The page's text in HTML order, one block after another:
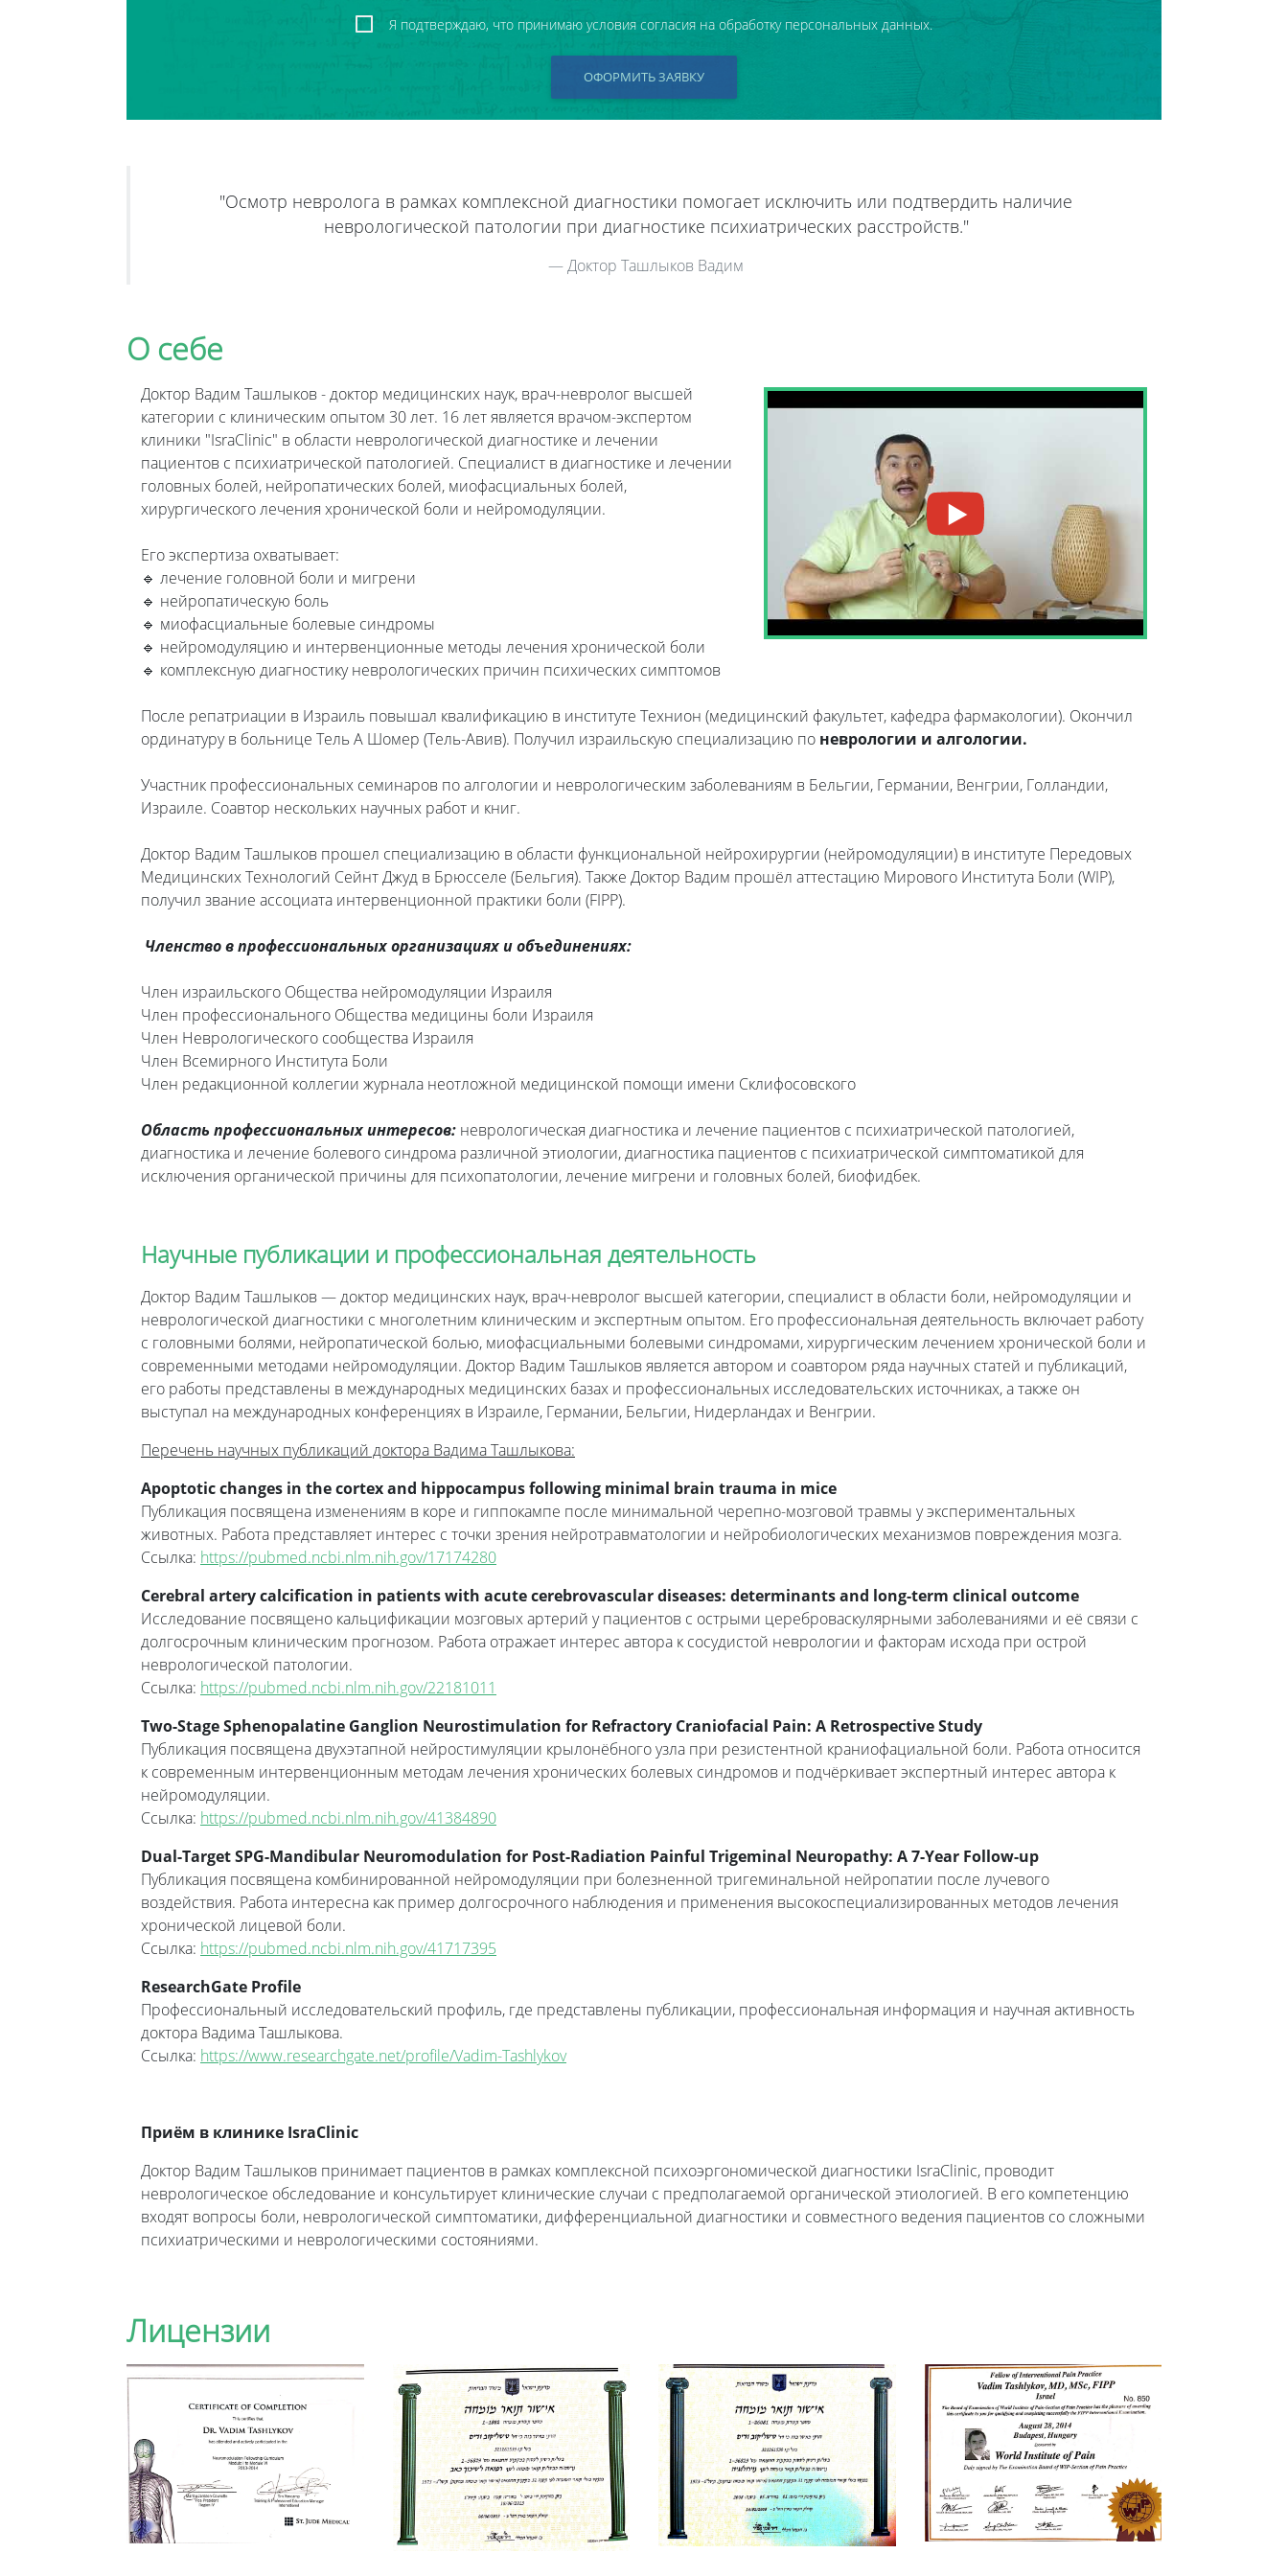
Я подтверждаю, что принимаю условия согласия на обработку персональных данных.
ОФОРМИТЬ ЗАЯВКУ
"Осмотр невролога в рамках комплексной диагностики помогает исключить или подтвердить наличие
неврологической патологии при диагностике психиатрических расстройств."
Доктор Ташлыков Вадим
О себе
Доктор Вадим Ташлыков - доктор медицинских наук, врач-невролог высшей
категории с клиническим опытом 30 лет. 16 лет является врачом-экспертом
клиники "IsraClinic" в области неврологической диагностике и лечении
пациентов с психиатрической патологией. Специалист в диагностике и лечении
головных болей, нейропатических болей, миофасциальных болей,
хирургического лечения хронической боли и нейромодуляции.
Его экспертиза охватывает:
🔹 лечение головной боли и мигрени
🔹 нейропатическую боль
🔹 миофасциальные болевые синдромы
🔹 нейромодуляцию и интервенционные методы лечения хронической боли
🔹 комплексную диагностику неврологических причин психических симптомов
После репатриации в Израиль повышал квалификацию в институте Технион (медицинский факультет, кафедра фармакологии). Окончил
ординатуру в больнице Тель А Шомер (Тель-Авив). Получил израильскую специализацию по неврологии и алгологии.
Участник профессиональных семинаров по алгологии и неврологическим заболеваниям в Бельгии, Германии, Венгрии, Голландии,
Израиле. Соавтор нескольких научных работ и книг.
Доктор Вадим Ташлыков прошел специализацию в области функциональной нейрохирургии (нейромодуляции) в институте Передовых
Медицинских Технологий Сейнт Джуд в Брюсселе (Бельгия). Также Доктор Вадим прошёл аттестацию Мирового Института Боли (WIP),
получил звание ассоциата интервенционной практики боли (FIPP).
Членство в профессиональных организациях и объединениях:
Член израильского Общества нейромодуляции Израиля
Член профессионального Общества медицины боли Израиля
Член Неврологического сообщества Израиля
Член Всемирного Института Боли
Член редакционной коллегии журнала неотложной медицинской помощи имени Склифосовского
Область профессиональных интересов: неврологическая диагностика и лечение пациентов с психиатрической патологией,
диагностика и лечение болевого синдрома различной этиологии, диагностика пациентов с психиатрической симптоматикой для
исключения органической причины для психопатологии, лечение мигрени и головных болей, биофидбек.
Научные публикации и профессиональная деятельность
Доктор Вадим Ташлыков — доктор медицинских наук, врач-невролог высшей категории, специалист в области боли, нейромодуляции и
неврологической диагностики с многолетним клиническим и экспертным опытом. Его профессиональная деятельность включает работу
с головными болями, нейропатической болью, миофасциальными болевыми синдромами, хирургическим лечением хронической боли и
современными методами нейромодуляции. Доктор Вадим Ташлыков является автором и соавтором ряда научных статей и публикаций,
его работы представлены в международных медицинских базах и профессиональных исследовательских источниках, а также он
выступал на международных конференциях в Израиле, Германии, Бельгии, Нидерландах и Венгрии.
Перечень научных публикаций доктора Вадима Ташлыкова:
Apoptotic changes in the cortex and hippocampus following minimal brain trauma in mice
Публикация посвящена изменениям в коре и гиппокампе после минимальной черепно-мозговой травмы у экспериментальных
животных. Работа представляет интерес с точки зрения нейротравматологии и нейробиологических механизмов повреждения мозга.
Ссылка: https://pubmed.ncbi.nlm.nih.gov/17174280
Cerebral artery calcification in patients with acute cerebrovascular diseases: determinants and long-term clinical outcome
Исследование посвящено кальцификации мозговых артерий у пациентов с острыми цереброваскулярными заболеваниями и её связи с
долгосрочным клиническим прогнозом. Работа отражает интерес автора к сосудистой неврологии и факторам исхода при острой
неврологической патологии.
Ссылка: https://pubmed.ncbi.nlm.nih.gov/22181011
Two-Stage Sphenopalatine Ganglion Neurostimulation for Refractory Craniofacial Pain: A Retrospective Study
Публикация посвящена двухэтапной нейростимуляции крылонёбного узла при резистентной краниофациальной боли. Работа относится
к современным интервенционным методам лечения хронических болевых синдромов и подчёркивает экспертный интерес автора к
нейромодуляции.
Ссылка: https://pubmed.ncbi.nlm.nih.gov/41384890
Dual-Target SPG-Mandibular Neuromodulation for Post-Radiation Painful Trigeminal Neuropathy: A 7-Year Follow-up
Публикация посвящена комбинированной нейромодуляции при болезненной тригеминальной нейропатии после лучевого
воздействия. Работа интересна как пример долгосрочного наблюдения и применения высокоспециализированных методов лечения
хронической лицевой боли.
Ссылка: https://pubmed.ncbi.nlm.nih.gov/41717395
ResearchGate Profile
Профессиональный исследовательский профиль, где представлены публикации, профессиональная информация и научная активность
доктора Вадима Ташлыкова.
Ссылка: https://www.researchgate.net/profile/Vadim-Tashlykov
Приём в клинике IsraClinic
Доктор Вадим Ташлыков принимает пациентов в рамках комплексной психоэргономической диагностики IsraClinic, проводит
неврологическое обследование и консультирует клинические случаи с предполагаемой органической этиологией. В его компетенцию
входят вопросы боли, неврологической симптоматики, дифференциальной диагностики и совместного ведения пациентов со сложными
психиатрическими и неврологическими состояниями.
Лицензии